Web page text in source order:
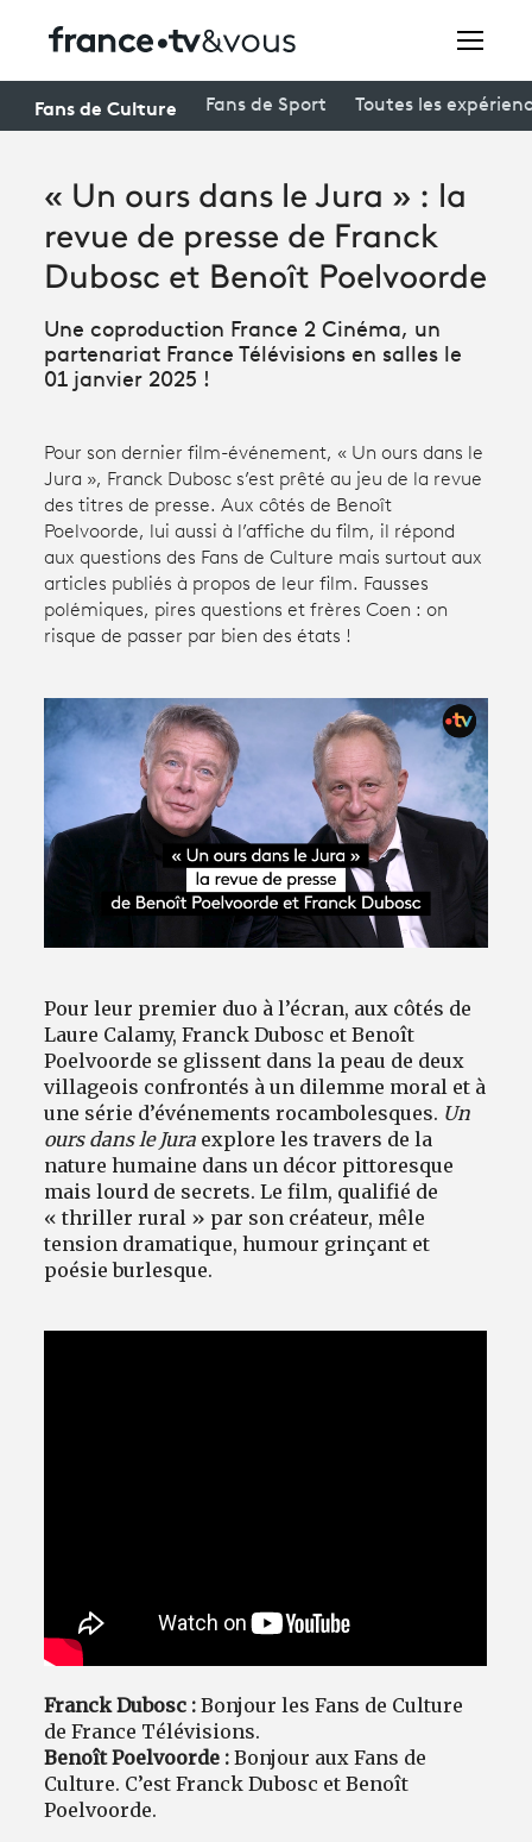
Avantages fidélité
Festivals
Creators
Participer et assister à une émission
Productions et innovation
Programme tv
Fans de Culture Fans de Sport Toutes les
« Un ours dans le Jura » : la
revue de presse de Franck
Dubosc et Benoît Poelvoorde
Une coproduction France 2 Cinéma, un
partenariat France Télévisions en salles le
01 janvier 2025 !
Pour son dernier film-événement, « Un ours dans le
Jura », Franck Dubosc s’est prêté au jeu de la revue
des titres de presse. Aux côtés de Benoît
Poelvoorde, lui aussi à l’affiche du film, il répond
aux questions des Fans de Culture mais surtout aux
articles publiés à propos de leur film. Fausses
polémiques, pires questions et frères Coen : on
risque de passer par bien des états !
Pour leur premier duo à l’écran, aux côtés de
Laure Calamy, Franck Dubosc et Benoît
Poelvoorde se glissent dans la peau de deux
villageois confrontés à un dilemme moral et à
une série d’événements rocambolesques. Un
ours dans le Jura explore les travers de la
nature humaine dans un décor pittoresque
mais lourd de secrets. Le film, qualifié de
« thriller rural » par son créateur, mêle
tension dramatique, humour grinçant et
poésie burlesque.
Franck Dubosc :Bonjour les Fans de Culture
de France Télévisions.
Benoît Poelvoorde :Bonjour aux Fans de
Culture. C’est Franck Dubosc et Benoît
Poelvoorde.